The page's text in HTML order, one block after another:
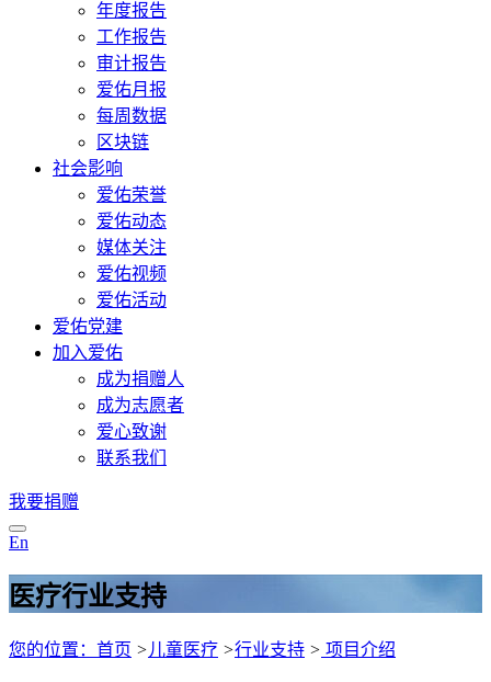
年度报告
工作报告
审计报告
爱佑月报
每周数据
区块链
社会影响
爱佑荣誉
爱佑动态
媒体关注
爱佑视频
爱佑活动
爱佑党建
加入爱佑
成为捐赠人
成为志愿者
爱心致谢
联系我们
我要捐赠
En
医疗行业支持
您的位置：首页 >儿童医疗 >行业支持 > 项目介绍